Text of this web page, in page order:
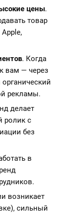
цены.
товар
. Когда
вам — через
рекламы.
делает
ролик с
без
в
возникает
сильный